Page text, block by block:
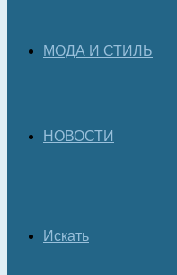
МОДА И СТИЛЬ
НОВОСТИ
Искать